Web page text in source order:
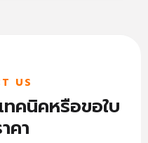
US
คนิคหรือขอใบ
คา